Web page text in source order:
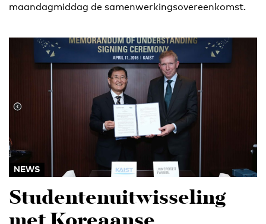
maandagmiddag de samenwerkingsovereenkomst.
NEWS
Studentenuitwisseling